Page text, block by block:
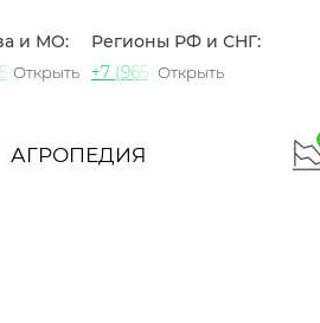
и МО:
721-60-15
Открыть
Регионы РФ и СНГ:
+7 (965) 420-10-10
Открыть
АГРОПЕДИЯ